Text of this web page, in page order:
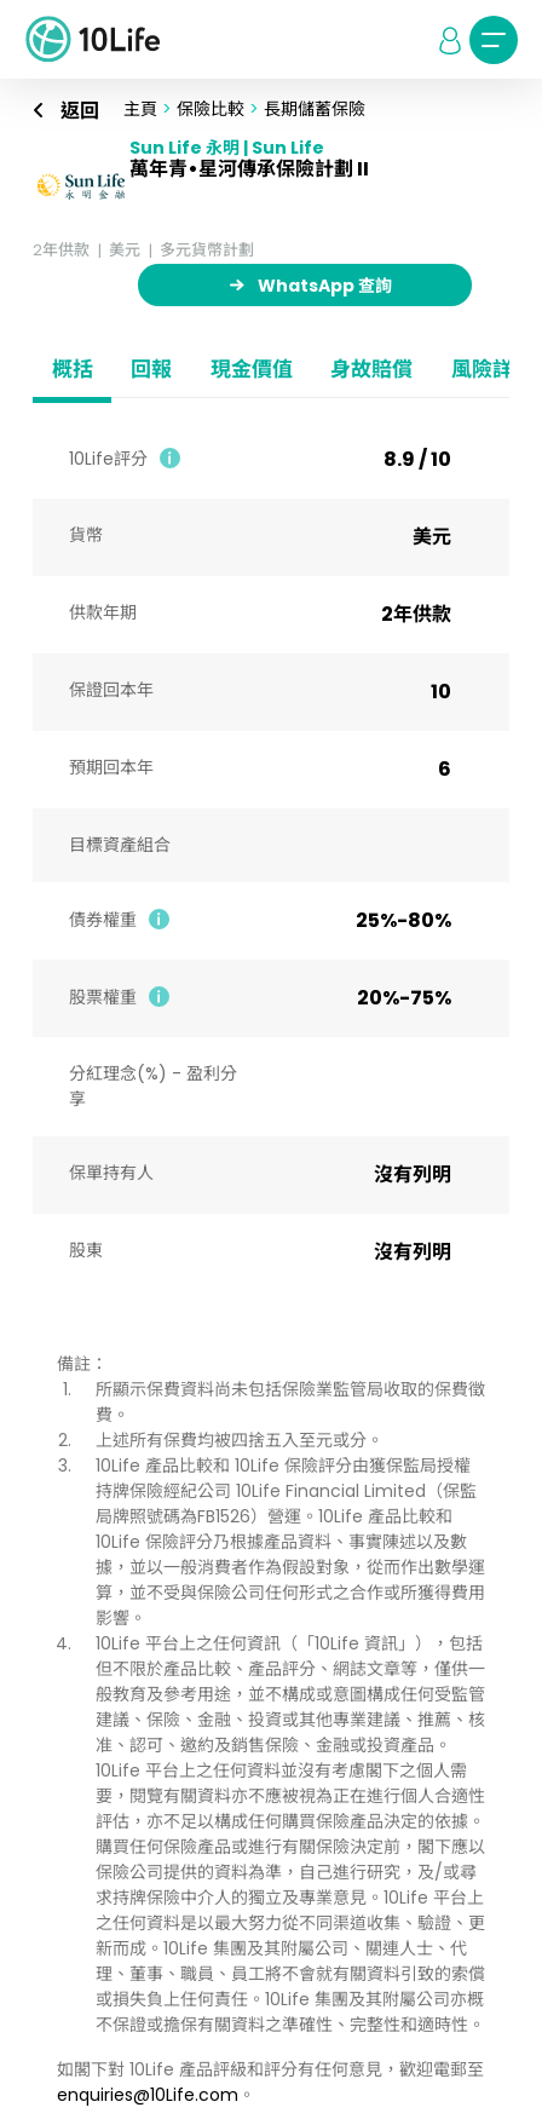
返回 主頁 > 保險比較> 長期儲蓄保險
Sun Life 永明 | Sun Life
萬年青•星河傳承保險計劃 II
2年供款 美元 多元貨幣計劃
WhatsApp 查詢
概括 回報 現金價值 身故賠償 風險詳情
10Life評分 8.9 / 10
貨幣 美元
供款年期 2年供款
保證回本年 10
預期回本年 6
目標資產組合
債券權重 25%-80%
股票權重 20%-75%
分紅理念(%) - 盈利分
享
保單持有人 沒有列明
股東 沒有列明
備註：
所顯示保費資料尚未包括保險業監管局收取的保費徵
費。
上述所有保費均被四捨五入至元或分。
10Life 產品比較和 10Life 保險評分由獲保監局授權
持牌保險經紀公司 10Life Financial Limited（保監
局牌照號碼為FB1526）營運。10Life 產品比較和
10Life 保險評分乃根據產品資料、事實陳述以及數
據，並以一般消費者作為假設對象，從而作出數學運
算，並不受與保險公司任何形式之合作或所獲得費用
影響。
10Life 平台上之任何資訊（「10Life 資訊」），包括
但不限於產品比較、產品評分、網誌文章等，僅供一
般教育及參考用途，並不構成或意圖構成任何受監管
建議、保險、金融、投資或其他專業建議、推薦、核
准、認可、邀約及銷售保險、金融或投資產品。
10Life 平台上之任何資料並沒有考慮閣下之個人需
要，閱覽有關資料亦不應被視為正在進行個人合適性
評估，亦不足以構成任何購買保險產品決定的依據。
購買任何保險產品或進行有關保險決定前，閣下應以
保險公司提供的資料為準，自己進行研究，及/或尋
求持牌保險中介人的獨立及專業意見。10Life 平台上
之任何資料是以最大努力從不同渠道收集、驗證、更
新而成。10Life 集團及其附屬公司、關連人士、代
理、董事、職員、員工將不會就有關資料引致的索償
或損失負上任何責任。10Life 集團及其附屬公司亦概
不保證或擔保有關資料之準確性、完整性和適時性。
如閣下對 10Life 產品評級和評分有任何意見，歡迎電郵至
enquiries@10Life.com 。